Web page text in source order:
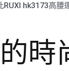
hk3173高腰
時